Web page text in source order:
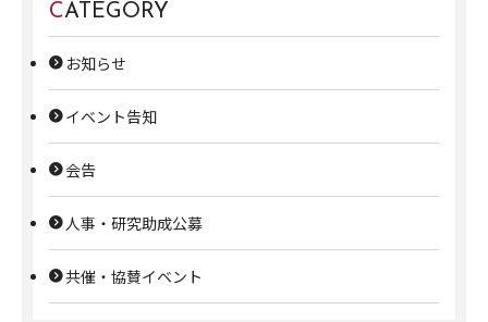
CATEGORY
お知らせ
イベント告知
会告
人事・研究助成公募
共催・協賛イベント